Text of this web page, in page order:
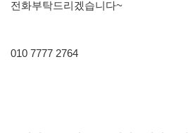
전화부탁드리겠습니다~
010 7777 2764